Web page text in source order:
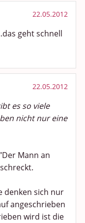
22.05.2012
geht schnell
22.05.2012
es so viele
nicht nur eine
Mann an
denken sich nur
angeschrieben
wird ist die